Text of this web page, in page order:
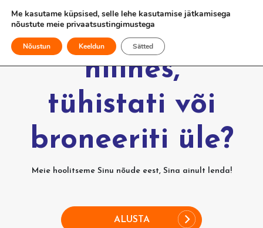
Kas Sinu lend
hilines,
tühistati või
broneeriti üle?
Meie hoolitseme Sinu nõude eest, Sina ainult lenda!
ALUSTA
Me kasutame küpsised, selle lehe kasutamise jätkamisega
nõustute meie privaatsustingimustega
Nõustun Keeldun Sätted